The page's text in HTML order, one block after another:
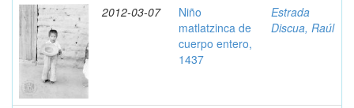
2012-03-07
Niño
matlatzinca de
cuerpo entero,
1437
Estrada
Discua, Raúl